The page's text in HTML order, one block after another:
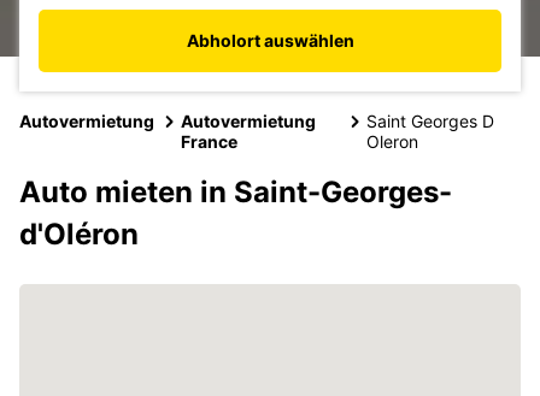
Abholort auswählen
Autovermietung
Autovermietung
France
Saint Georges D
Oleron
Auto mieten in Saint-Georges-
d'Oléron